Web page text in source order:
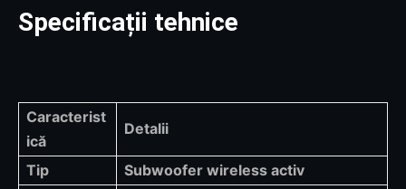
Specificații tehnice
Caracterist
ică
Detalii
Tip Subwoofer wireless activ